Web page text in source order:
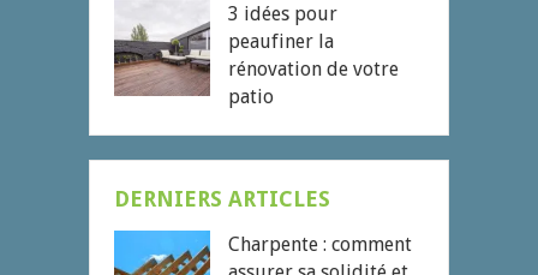
3 idées pour
peaufiner la
rénovation de votre
patio
DERNIERS ARTICLES
Charpente : comment